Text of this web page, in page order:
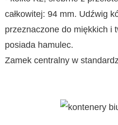
całkowitej: 94 mm. Udźwig
przeznaczone do miękkich i
posiada hamulec.
Zamek centralny w